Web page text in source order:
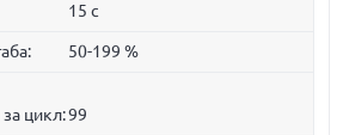
15 с
50-199 %
цикл:99